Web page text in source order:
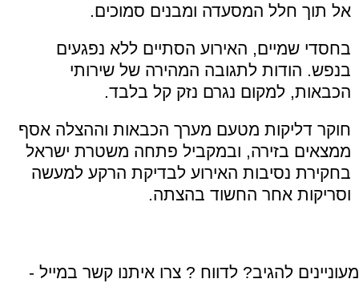
אל תוך חלל המסעדה ומבנים סמוכים.
בחסדי שמיים, האירוע הסתיים ללא נפגעים
בנפש. הודות לתגובה המהירה של שירותי
הכבאות, למקום נגרם נזק קל בלבד.
חוקר דליקות מטעם מערך הכבאות וההצלה אסף
ממצאים בזירה, ובמקביל פתחה משטרת ישראל
בחקירת נסיבות האירוע לבדיקת הרקע למעשה
וסריקות אחר החשוד בהצתה.
מעוניינים להגיב? לדווח ? צרו איתנו קשר במייל -